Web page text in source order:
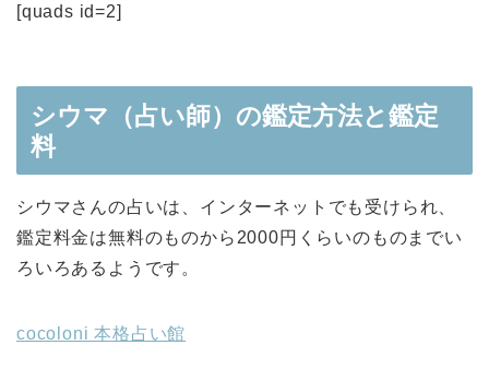
[quads id=2]
シウマ（占い師）の鑑定方法と鑑定
料
シウマさんの占いは、インターネットでも受けられ、
鑑定料金は無料のものから2000円くらいのものまでい
ろいろあるようです。
cocoloni 本格占い館